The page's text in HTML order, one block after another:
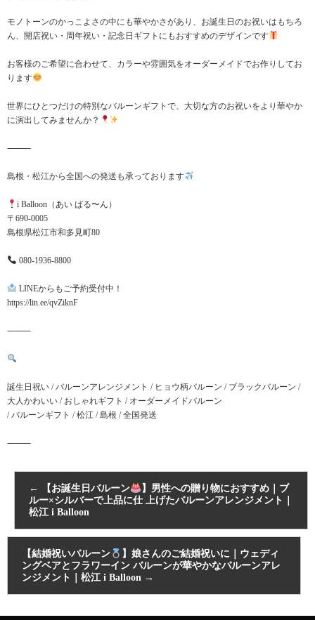
モノトーンのかっこよさの中にも華やかさがあり、お誕生日のお祝いはもちろ
ん、開店祝い・周年祝い・記念日ギフトにもおすすめのデザインです
お客様のご希望に合わせて、カラーや雰囲気をオーダーメイドでお作りしてお
ります
世界にひとつだけの特別なバルーンギフトで、大切な方のお祝いをより華やか
に演出してみませんか？
⸻
島根・松江から全国への発送も承っております
i Balloon（あい ばる〜ん）
〒690-0005
島根県松江市和多見町80
080-1936-8800
LINEからもご予約受付中！
https://lin.ee/qvZiknF
⸻
誕生日祝い / バルーンアレンジメント / ヒョウ柄バルーン / ブラックバルーン /
大人かわいい / おしゃれギフト / オーダーメイドバルーン
/ バルーンギフト / 松江 / 島根 / 全国発送
⸻
← 【お誕生日バルーン
】男性への贈り物におすすめ｜ブ
ルー×シルバーで上品に仕 上げたバルーンアレンジメント｜
松江 i Balloon
【結婚祝いバルーン
】娘さんのご結婚祝いに｜ウェディ
ングベアとフラワーイン バルーンが華やかなバルーンアレ
ンジメント｜松江 i Balloon →